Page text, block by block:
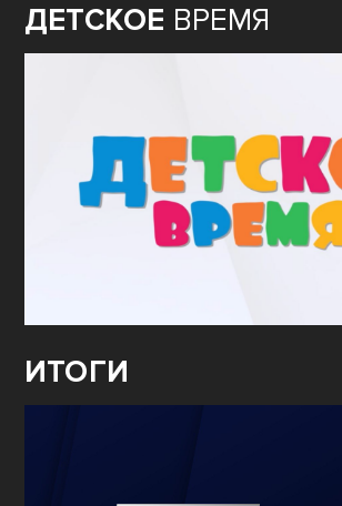
ДЕТСКОЕ ВРЕМЯ
ИТОГИ